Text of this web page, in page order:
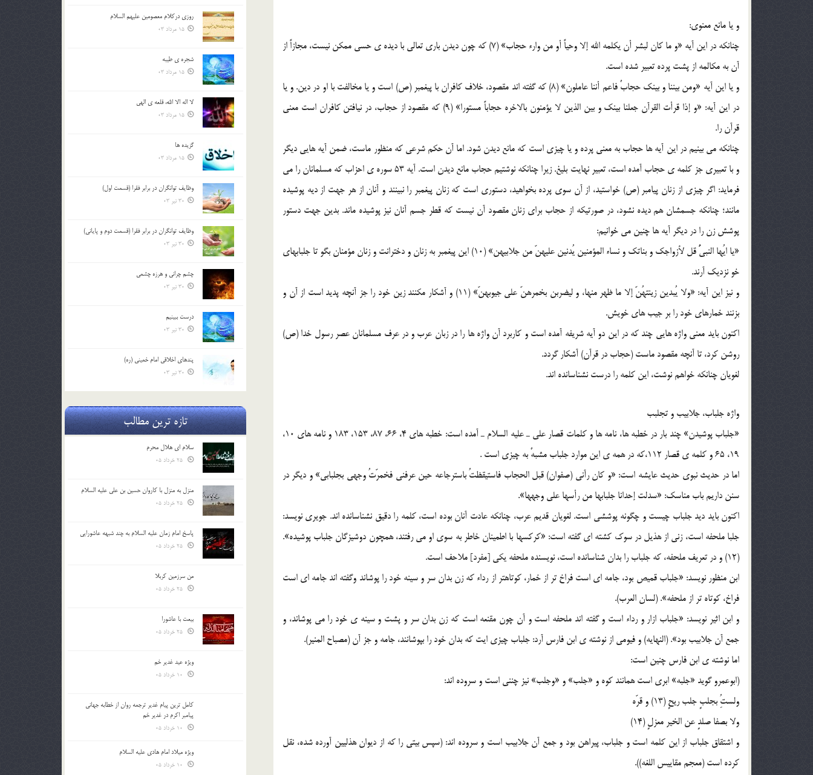
و يا مانع معنوي:
چنانکه در اين آيه «و ما کان لبشر أن يکلمه الله إلا وحياً أو من وارء حجاب» (7) که چون ديدن باري تعالي با ديده ي حسي ممکن نيست، مجازاً از
آن به مکالمه از پشت پرده تعبير شده است.
و يا اين آيه «ومن بيننا و بينک حجابٌ فاعم أننا عاملون» (8) که گفته اند مقصود، خلاف کافران با پيغمبر (ص) است و يا مخالفت با او در دين. و يا
در اين آيه: «و إذا قرأت القرآن جعلنا بينک و بين الذين لا يؤمنون بالاخره حجاباً مستورا» (9) که مقصود از حجاب، در نيافتن کافران است معني
قرآن را.
چنانکه مي بينيم در اين آيه ها حجاب به معني پرده و يا چيزي است که مانع ديدن شود. اما آن حکم شرعي که منظور ماست، ضمن آيه هايي ديگر
و با تعبيري جز کلمه ي حجاب آمده است، تعبير نهايت بليغ. زيرا چنانکه نوشتيم حجاب مانع ديدن است. آيه 53 سوره ي احزاب که مسلمانان را مي
فرمايد: اگر چيزي از زنان پيامبر (ص) خواستيد، از آن سوي پرده بخواهيد، دستوري است که زنان پيغمبر را نبينند و آنان از هر جهت از ديه پوشيده
مانند؛ چنانکه جسمشان هم ديده نشود، در صورتيکه از حجاب براي زنان مقصود آن نيست که قطر جسم آنان نيز پوشيده ماند. بدين جهت دستور
پوشش زن را در ديگر آيه ها چنين مي خوانيم:
«يا ايُها النبيُّ قل لأزواجک و بناتک و نساء المؤمنين يُدنين عليهنّ من جلابيهن» (10) اين پيغمبر به زنان و دخترانت و زنان مؤمنان بگو تا جلبابهاي
خو نزديک آرند.
و نيز اين آيه: «ولا يُبدين زينتهُنّ إلا ما ظهر منها، و ليضربن بخمرهنّ علي جيوبهنّ» (11) و آشکار مکنند زين خود را جز آنچه پديد است از آن و
بزنند خمارهاي خود را بر جيب هاي خويش.
اکنون بايد معني واژه هايي چند که در اين دو آيه شريفه آمده است و کاربرد آن واژه ها را در زبان عرب و در عرف مسلمانان عصر رسول خدا (ص)
روشن کرد، تا آنچه مقصود ماست (حجاب در قرآن) آشکار گردد.
لغويان چنانکه خواهم نوشت، اين کلمه را درست نشناسانده اند.
واژه جلباب، جلابيب و تجلبب
«جلباب پوشيدن» چند بار در خطبه ها، نامه ها و کلمات قصار علي ـ عليه السلام ـ آمده است: خطبه هاي 4، 66، 87، 153، 183 و نامه هاي 10،
19، 65 و کلمه ي قصار 112،که در همه ي اين موارد جلباب مشبهٌ به چيزي است .
اما در حديث نبوي حديث عايشه است: «و کان رآني (صفوان) قبل الحجاب فاستيقظتُ باسترجاعه حين عرفني فخمرّتُ وجهي بجلبابي» و ديگر در
سنن داريم باب مناسک: «سدلت إحدانا جلبابها من رأسها علي وجهها».
اکنون بايد ديد جلباب چيست و چگونه پوششي است. لغويان قديم عرب، چنانکه عادت آنان بوده است، کلمه را دقيق نشناسانده اند. جويري نويسد:
جلبا ملحفه است، زني از هذيل در سوک کشته اي گفته است: «کرکسها با اطمينان خاطر به سوي او مي رفتند، همچون دوشيزگان جلباب پوشيده».
(12) و در تعريف ملحفه، که جلباب را بدان شناسانده است، نويسنده ملحفه يکي [مفرد] ملاحف است.
ابن منظور نويسد: «جلباب قميص بود، جامه اي است فراخ تر از خمار، کوتاهتر از رداء که زن بدان سر و سينه خود را پوشاند وگفته اند جامه اي است
فراخ، کوتاه تر از ملحفه». (لسان العرب).
و ابن اثير نويسد: «جلباب ازار و رداء است و گفته اند ملحفه است و آن چون مقنعه است که زن بدان سر و پشت و سينه ي خود را مي پوشاند، و
جمع آن جلابيب بود». (النهايه) و فيومي از نوشته ي ابن فارس آرد: جلباب چيزي ايت که بدان خود را بپوشانند، جامه و جز آن (مصباح المنير).
اما نوشته ي ابن فارس چنين است:
(ابوعمرو گويد «جلبه» ابري است همانند کوه و «جلب» و «وجلب» نيز چنني است و سروده اند:
ولستُِ بجلبٍ جلب ريحٍ (13) و قرّه
ولا بصفا صلدٍ عن الخير معزلٍ (14)
و اشتقاق جلباب از اين کلمه است و جلباب، پيراهن بود و جمع آن جلابيب است و سروده اند: (سپس بيتي را که از ديوان هذليين آورده شده، نقل
کرده است (معجم مقاييس اللغه)).
روزي دركلام معصومين عليهم السلام
15 مرداد 03
شجره ي طيبه
15 مرداد 03
لا اله الا الله، قلعه ي الهي
15 مرداد 03
گزيده ها
15 مرداد 03
وظایف توانگران در برابر فقرا (قسمت اول)
30 تیر 03
وظایف توانگران در برابر فقرا (قسمت دوم و پایانی)
30 تیر 03
چشم ‏چرانى و هرزه‏ چشمى
30 تیر 03
درست ببينيم
30 تیر 03
پندهاي اخلاقي امام خميني (ره)
30 تیر 03
تازه ترین مطالب
سلام ای هلال محرم
منزل به منزل با کاروان حسین بن علی علیه السلام
پاسخ امام زمان علیه السلام به چند شبهه عاشورایی
من سرزمین کربلا
بیعت با عاشورا
ویژه عید غدیر خم
کامل ترین پیام غدیر ترجمه روان از خطابه جهانی
پیامبر اکرم در غدیر خم
ویژه میلاد امام هادی علیه السلام